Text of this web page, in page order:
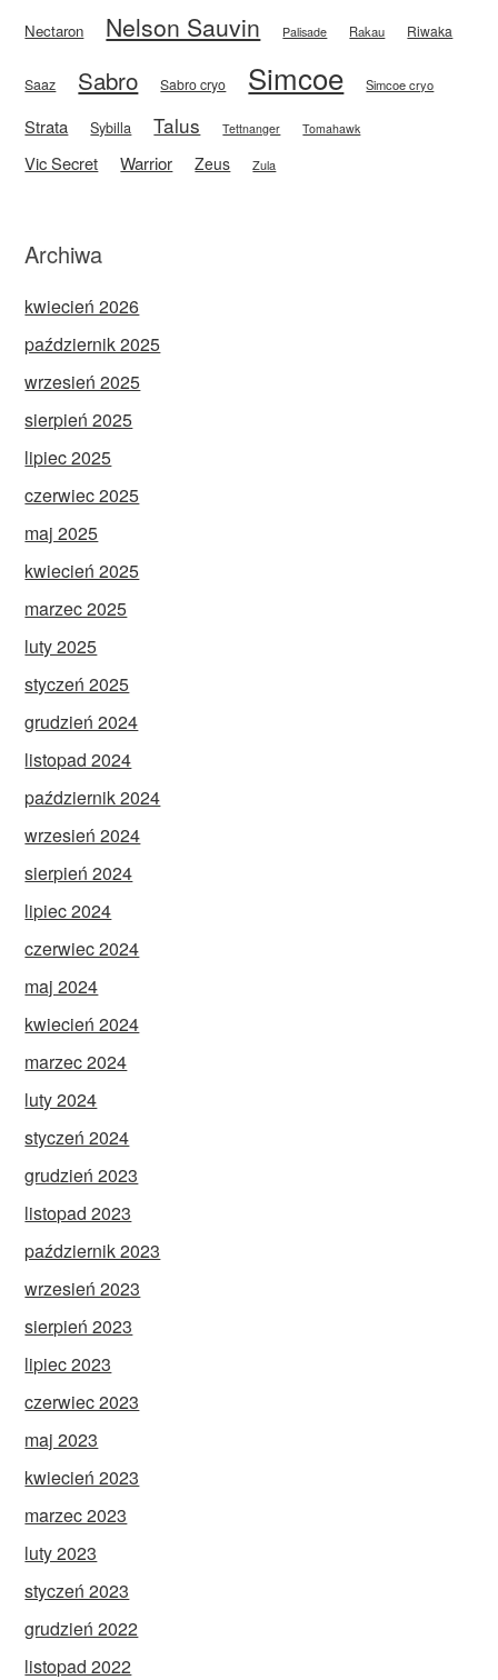
Nectaron Nelson Sauvin Palisade Rakau Riwaka
Saaz Sabro Sabro cryo Simcoe Simcoe cryo
Strata Sybilla Talus Tettnanger Tomahawk
Vic Secret Warrior Zeus Zula
Archiwa
kwiecień 2026
październik 2025
wrzesień 2025
sierpień 2025
lipiec 2025
czerwiec 2025
maj 2025
kwiecień 2025
marzec 2025
luty 2025
styczeń 2025
grudzień 2024
listopad 2024
październik 2024
wrzesień 2024
sierpień 2024
lipiec 2024
czerwiec 2024
maj 2024
kwiecień 2024
marzec 2024
luty 2024
styczeń 2024
grudzień 2023
listopad 2023
październik 2023
wrzesień 2023
sierpień 2023
lipiec 2023
czerwiec 2023
maj 2023
kwiecień 2023
marzec 2023
luty 2023
styczeń 2023
grudzień 2022
listopad 2022